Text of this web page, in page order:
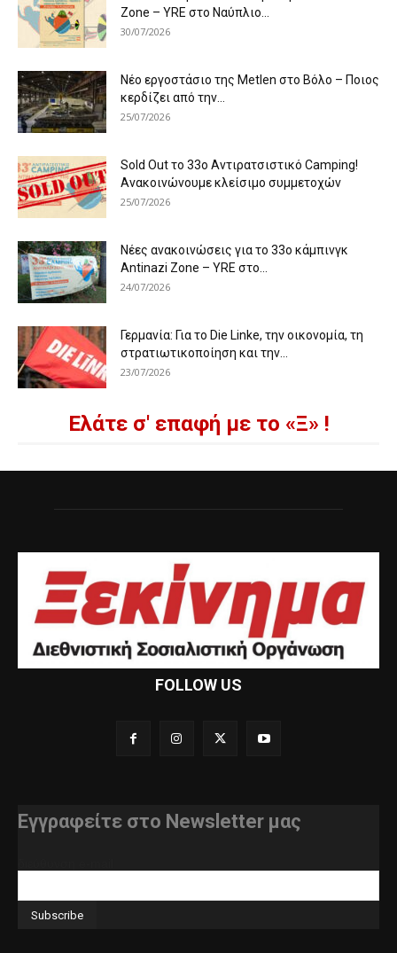
Zone – YRE στο Ναύπλιο...
30/07/2026
Νέο εργοστάσιο της Metlen στο Βόλο – Ποιος
κερδίζει από την...
25/07/2026
Sold Out το 33ο Αντιρατσιστικό Camping!
Ανακοινώνουμε κλείσιμο συμμετοχών
25/07/2026
Νέες ανακοινώσεις για το 33ο κάμπινγκ
Antinazi Zone – YRE στο...
24/07/2026
Γερμανία: Για το Die Linke, την οικονομία, τη
στρατιωτικοποίηση και την...
23/07/2026
Ελάτε σ' επαφή με το «Ξ» !
FOLLOW US
Εγγραφείτε στο Newsletter μας